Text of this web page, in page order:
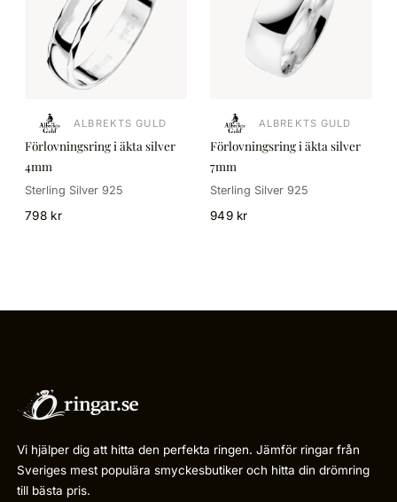
ALBREKTS GULD
Förlovningsring i äkta silver
4mm
Sterling Silver 925
798 kr
ALBREKTS GULD
Förlovningsring i äkta silver
7mm
Sterling Silver 925
949 kr
Vi hjälper dig att hitta den perfekta ringen. Jämför ringar från
Sveriges mest populära smyckesbutiker och hitta din drömring
till bästa pris.